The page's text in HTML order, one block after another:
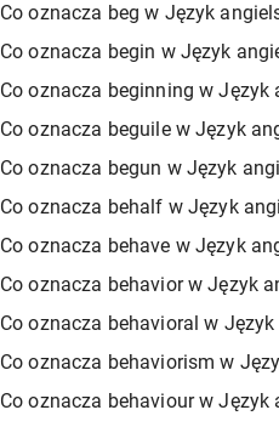
Co oznacza beg w Język
Co oznacza begin w Język
Co oznacza beginning w Język
Co oznacza beguile w Język
Co oznacza begun w Język
Co oznacza behalf w Język
Co oznacza behave w Język
Co oznacza behavior w Język
Co oznacza behavioral w
Co oznacza behaviorism w
Co oznacza behaviour w Język